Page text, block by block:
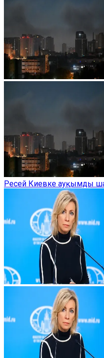
Ресей Киевке ауқымды